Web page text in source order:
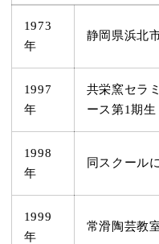
1973
年
静岡県浜北
1997
年
共栄窯セラ
ース第1期生
1998
年
同スクール
1999
年
常滑陶芸教